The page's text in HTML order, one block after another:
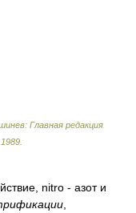
Главная редакция
1989
nitro - азот и